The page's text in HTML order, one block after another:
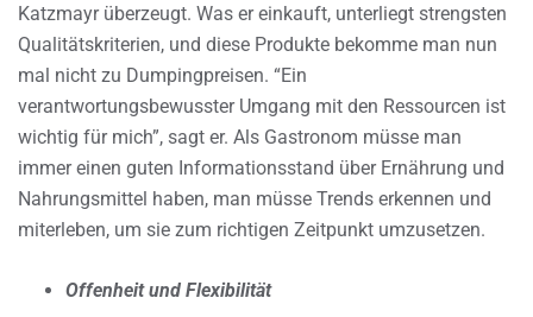
Katzmayr überzeugt. Was er einkauft, unterliegt strengsten
Qualitätskriterien, und diese Produkte bekomme man nun
mal nicht zu Dumpingpreisen. “Ein
verantwortungsbewusster Umgang mit den Ressourcen ist
wichtig für mich”, sagt er. Als Gastronom müsse man
immer einen guten Informationsstand über Ernährung und
Nahrungsmittel haben, man müsse Trends erkennen und
miterleben, um sie zum richtigen Zeitpunkt umzusetzen.
Offenheit und Flexibilität